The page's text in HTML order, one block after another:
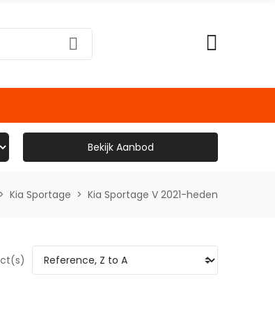
Bekijk Aanbod
Kia Sportage Kia Sportage V 2021-heden